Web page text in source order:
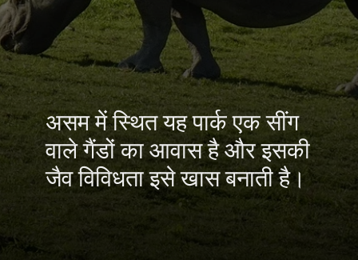
असम में स्थित यह पार्क एक सींग
वाले गैंडों का आवास है और इसकी
जैव विविधता इसे खास बनाती है।